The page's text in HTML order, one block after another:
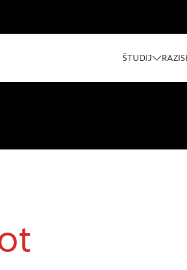
ŠTUDIJ
deluje v skladu z vašimi pričakovanji.
vendar vam lahko zagotovijo bolj
piškotkov lahko zavrnete. Klikajte